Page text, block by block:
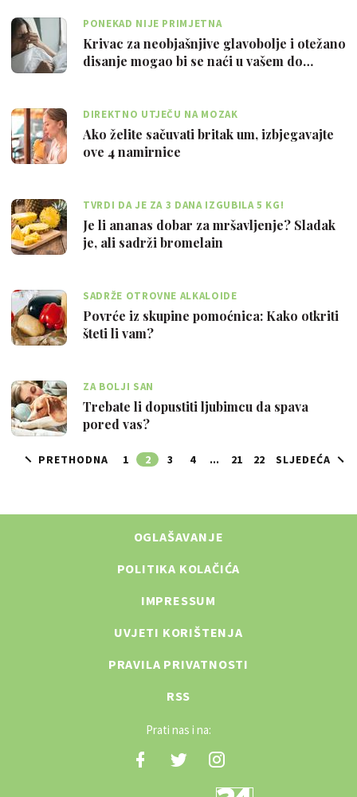
PONEKAD NIJE PRIMJETNA
Krivac za neobjašnjive glavobolje i otežano
disanje mogao bi se naći u vašem do…
DIREKTNO UTJEČU NA MOZAK
Ako želite sačuvati britak um, izbjegavajte
ove 4 namirnice
TVRDI DA JE ZA 3 DANA IZGUBILA 5 KG!
Je li ananas dobar za mršavljenje? Sladak
je, ali sadrži bromelain
SADRŽE OTROVNE ALKALOIDE
Povrće iz skupine pomoćnica: Kako otkriti
šteti li vam?
ZA BOLJI SAN
Trebate li dopustiti ljubimcu da spava
pored vas?
PRETHODNA 1 2 3 4 ... 21 22 SLJEDEĆA
OGLAŠAVANJE
POLITIKA KOLAČIĆA
IMPRESSUM
UVJETI KORIŠTENJA
PRAVILA PRIVATNOSTI
RSS
Prati nas i na: